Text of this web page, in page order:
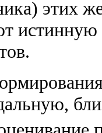
этих
истинную